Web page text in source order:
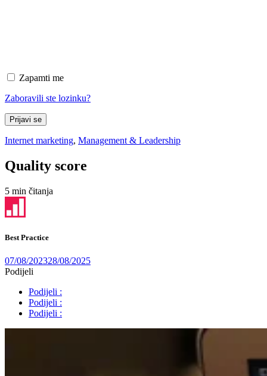
Zapamti me
Zaboravili ste lozinku?
Prijavi se
Internet marketing, Management & Leadership
Quality score
5 min čitanja
Best Practice
07/08/202328/08/2025
Podijeli
Podijeli :
Podijeli :
Podijeli :